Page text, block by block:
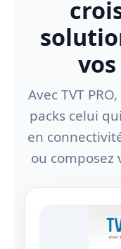
Avec TVT
packs celui
en
ou